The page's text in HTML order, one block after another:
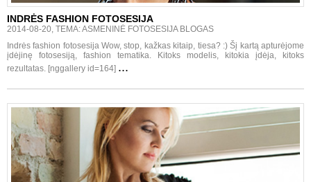
INDRĖS FASHION FOTOSESIJA
2014-08-20, TEMA: ASMENINĖ FOTOSESIJA BLOGAS
Indrės fashion fotosesija Wow, stop, kažkas kitaip, tiesa? :) Šį kartą apturėjome
įdėjinę fotosesiją, fashion tematika. Kitoks modelis, kitokia įdėja, kitoks
rezultatas. [nggallery id=164] ...